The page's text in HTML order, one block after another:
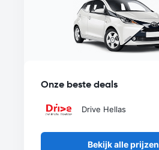
Onze beste deals
Drive Hellas
Bekijk alle prijzen